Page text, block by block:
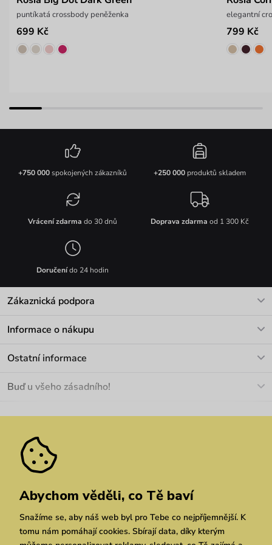
puntíkatá crossbody peněženka
699 Kč
elegantní
799 Kč
+750 000spokojených zákazníků +250 000produktů skladem
Vrácení zdarma do 30 dnů Doprava zdarma od 1 300 Kč
Doručenído 24 hodin
Zákaznická podpora
Informace o nákupu
Materiály a údržba
Pozáruční opravy
Ostatní informace
Velkoobchod
We Care
Dárkové poukazy
Vuchlook
Prodejny
Praha Brno Chrudim
Buď u všeho zásadního!
Zásady ochrany osobních údajů
Abychom věděli, co Tě baví
Snažíme se, aby náš web byl pro Tebe co nejpříjemnější. K
tomu nám pomáhají cookies. Sbírají data, díky kterým